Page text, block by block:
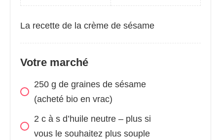
La recette de la crème de sésame
Votre marché
250 g de graines de sésame
(acheté bio en vrac)
2 c à s d’huile neutre – plus si
vous le souhaitez plus souple